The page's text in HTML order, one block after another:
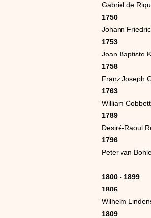
Gabriel de
1750
Johann
1753
Jean-Baptiste
1758
Franz Joseph
1763
William
1789
Desiré-Raoul
1796
Peter van
1800 - 1899
1806
Wilhelm
1809